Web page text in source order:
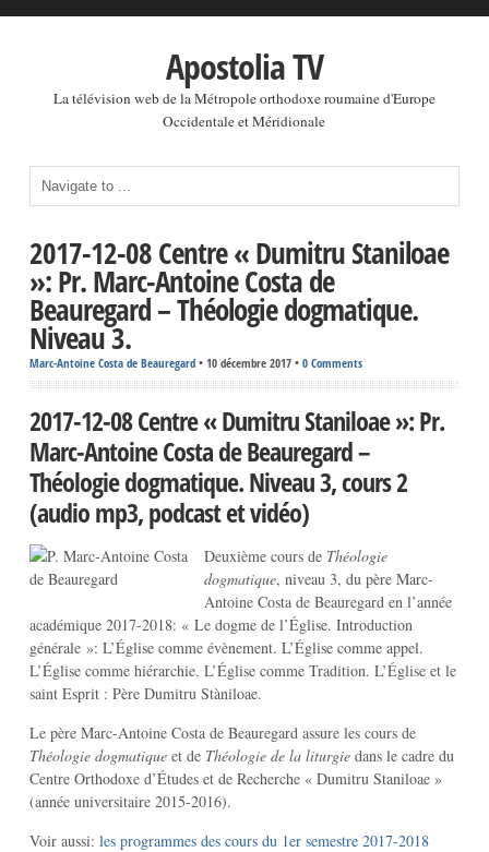
Apostolia TV
La télévision web de la Métropole orthodoxe roumaine d'Europe
Occidentale et Méridionale
2017-12-08 Centre « Dumitru Staniloae
»: Pr. Marc-Antoine Costa de
Beauregard – Théologie dogmatique.
Niveau 3.
Marc-Antoine Costa de Beauregard• 10 décembre 2017 • 0 Comments
2017-12-08 Centre « Dumitru Staniloae »: Pr.
Marc-Antoine Costa de Beauregard –
Théologie dogmatique. Niveau 3, cours 2
(audio mp3, podcast et vidéo)
Deuxième cours de Théologie
dogmatique, niveau 3, du père Marc-
Antoine Costa de Beauregard en l’année
académique 2017-2018: « Le dogme de l’Église. Introduction
générale »: L’Église comme évènement. L’Église comme appel.
L’Église comme hiérarchie. L’Église comme Tradition. L’Église et le
saint Esprit : Père Dumitru Stàniloae.
Le père Marc-Antoine Costa de Beauregard assure les cours de
Théologie dogmatiqueet de Théologie de la liturgiedans le cadre du
Centre Orthodoxe d’Études et de Recherche « Dumitru Staniloae »
(année universitaire 2015-2016).
Voir aussi: les programmes des cours du 1er semestre 2017-2018